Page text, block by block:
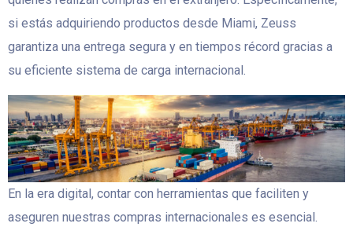
si estás adquiriendo productos desde Miami, Zeuss
garantiza una entrega segura y en tiempos récord gracias a
su eficiente sistema de carga internacional.
En la era digital, contar con herramientas que faciliten y
aseguren nuestras compras internacionales es esencial.